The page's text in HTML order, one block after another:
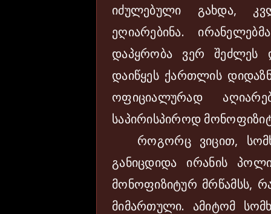
იძულებული გახდა,
ეღიარებინა.
დაპყრობა ვერ შეძლეს
დაიწყეს ქართლის
ოფიციალურად
საპირისპიროდ
როგორც ვიცით,
განიცდიდა ირანის
მონოფიზიტურ მრწამსს,
მიმართული. ამიტომ